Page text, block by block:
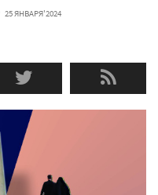
25 ЯНВАРЯ'2024